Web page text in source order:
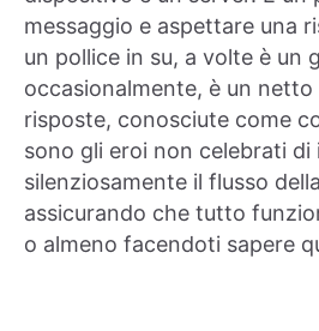
messaggio e aspettare una
un pollice in su, a volte è un
occasionalmente, è un netto
risposte, conosciute come
sono gli eroi non celebrati
silenziosamente il flusso
assicurando che tutto
o almeno facendoti sapere